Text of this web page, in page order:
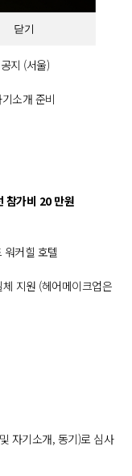
참가비 10 만원
지 (서울)
소개 준비
참가비 20 만원
워커힐 호텔
지원 (헤어메이크업은
자기소개, 동기)로 심사
닫기